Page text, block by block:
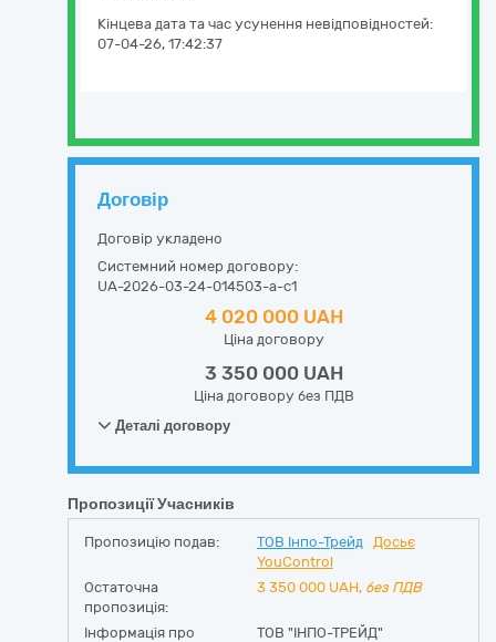
Кінцева дата та час усунення невідповідностей:
07-04-26, 17:42:37
Договір
Договір укладено
Системний номер договору:
UA-2026-03-24-014503-a-c1
4 020 000 UAH
Ціна договору
3 350 000 UAH
Ціна договору без ПДВ
Деталі договору
Пропозиції Учасників
Пропозицію подав: ТОВ Інпо-Трейд
Досьє
YouControl
Остаточна
пропозиція:
3 350 000 UAH, без ПДВ
Інформація про
ТОВ "ІНПО-ТРЕЙД"